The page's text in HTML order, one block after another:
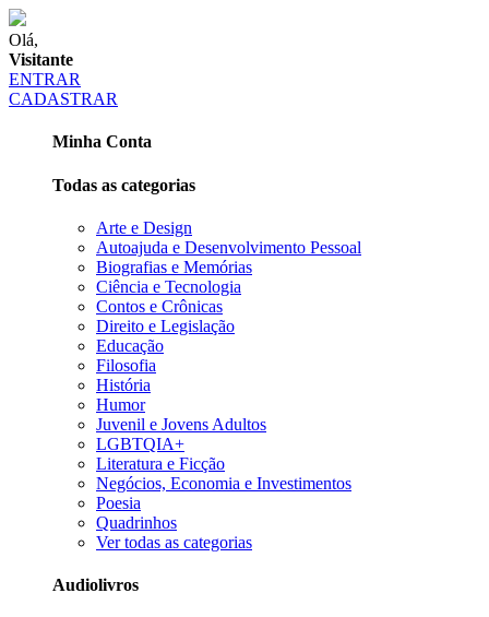
Olá,
Visitante
ENTRAR
CADASTRAR
Minha Conta
Todas as categorias
Arte e Design
Autoajuda e Desenvolvimento Pessoal
Biografias e Memórias
Ciência e Tecnologia
Contos e Crônicas
Direito e Legislação
Educação
Filosofia
História
Humor
Juvenil e Jovens Adultos
LGBTQIA+
Literatura e Ficção
Negócios, Economia e Investimentos
Poesia
Quadrinhos
Ver todas as categorias
Audiolivros